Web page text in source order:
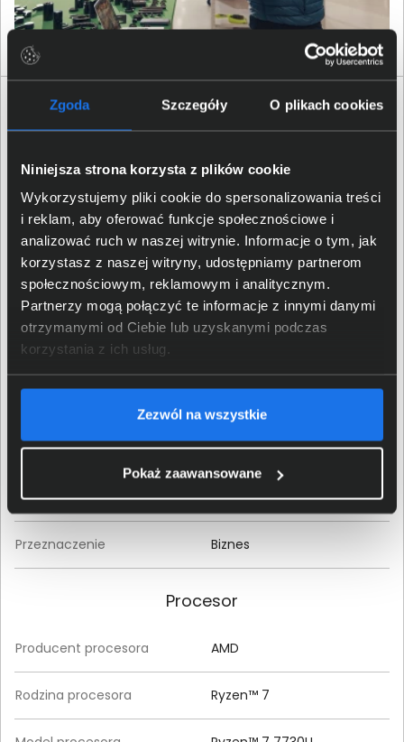
Zgoda Szczegóły O plikach cookies
Niniejsza strona korzysta z plików cookie
Wykorzystujemy pliki cookie do spersonalizowania treści
i reklam, aby oferować funkcje społecznościowe i
analizować ruch w naszej witrynie. Informacje o tym, jak
korzystasz z naszej witryny, udostępniamy partnerom
społecznościowym, reklamowym i analitycznym.
Partnerzy mogą połączyć te informacje z innymi danymi
otrzymanymi od Ciebie lub uzyskanymi podczas
korzystania z ich usług.
Zezwól na wszystkie
Pokaż zaawansowane
Specyfikacja techniczna HP EliteBook 645 G10
968M7ET
Produkt
Producent HP
Rodzina produktu EliteBook
Seria produktu EliteBook 645
Model produktu
EAN / GTIN-13 197961502510
Klasa produktu Laptop
Przeznaczenie Biznes
Procesor
Producent procesora AMD
Rodzina procesora Ryzen™ 7